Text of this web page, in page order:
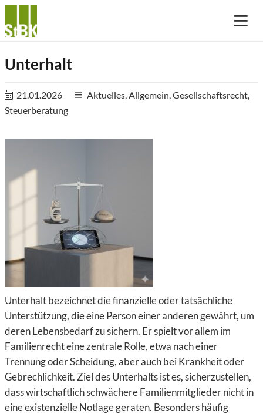
Unterhalt
21.01.2026 reorder Aktuelles,Allgemein,Gesellschaftsrecht,
Steuerberatung
Unterhalt bezeichnet die finanzielle oder tatsächliche
Unterstützung, die eine Person einer anderen gewährt, um
deren Lebensbedarf zu sichern. Er spielt vor allem im
Familienrecht eine zentrale Rolle, etwa nach einer
Trennung oder Scheidung, aber auch bei Krankheit oder
Gebrechlichkeit. Ziel des Unterhalts ist es, sicherzustellen,
dass wirtschaftlich schwächere Familienmitglieder nicht in
eine existenzielle Notlage geraten. Besonders häufig